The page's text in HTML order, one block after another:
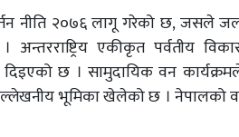
नीति २०७६ लागू गरेको छ, जसले
अन्तरराष्ट्रिय एकीकृत पर्वतीय
दिइएको छ । सामुदायिक वन
भूमिका खेलेको छ । नेपालको वन